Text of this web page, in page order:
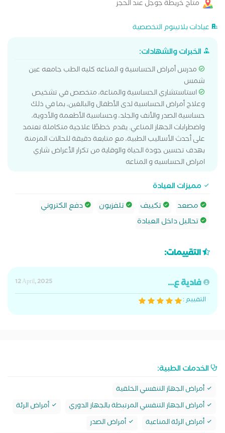
متاح خريطة جوجل عند الحجز
عيادات بلاتينوم التخصصية
الخبرات والشهادات:
مدرس أمراض الحساسية و المناعه كليه الطب جامعه عين
شمس
استاستشاري الحساسية والمناعة، متخصص في تشخيص
وعلاج أمراض الحساسية لدى الأطفال والبالغين، بما في ذلك
حساسية الصدر والأنف والجلد، وحساسية الأطعمة والأدوية،
واضطرابات الجهاز المناعي. يقدم خططًا علاجية متكاملة تعتمد
على أحدث الأساليب الطبية، مع متابعة دقيقة للحالات المزمنة
بهدف تحسين جودة الحياة والوقاية من تكرار الأعراض شاري
امراض الحساسيه و المناعه
مميزات العيادة
مصعد
تكييف تلفزيون
دفع الكتروني
تحاليل داخل العيادة
التقييمات:
فادية ع...
12 April, 2025
التقييم :
الخدمات الطبية:
أمراض الجهاز التنفسي الخلقية
أمراض الجهاز التنفسي المرتبطة بالجهاز الدوري
أمراض الرئة
أمراض الرئة المناعية
أمراض الصدر